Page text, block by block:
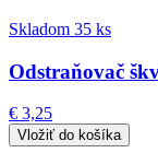
Skladom 35 ks
Odstraňovač
€ 3,25